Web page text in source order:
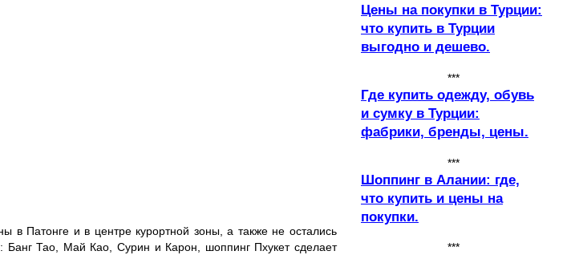
в Патонге и в центре курортной зоны, а также не остались
Тао, Май Као, Сурин и Карон, шоппинг Пхукет сделает
Цены на покупки в Турции:
что купить в Турции
выгодно и дешево.
***
Где купить одежду, обувь
и сумку в Турции:
фабрики, бренды, цены.
***
Шоппинг в Алании: где,
что купить и цены на
покупки.
***